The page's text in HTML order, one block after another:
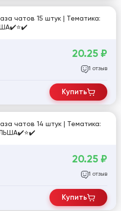
чатов 15 штук | Тематика:
20.25 ₽
1 отзыв
Купить
чатов 14 штук | Тематика:
20.25 ₽
1 отзыв
Купить